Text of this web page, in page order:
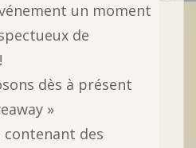
un moment
de
dès à présent
»
contenant des